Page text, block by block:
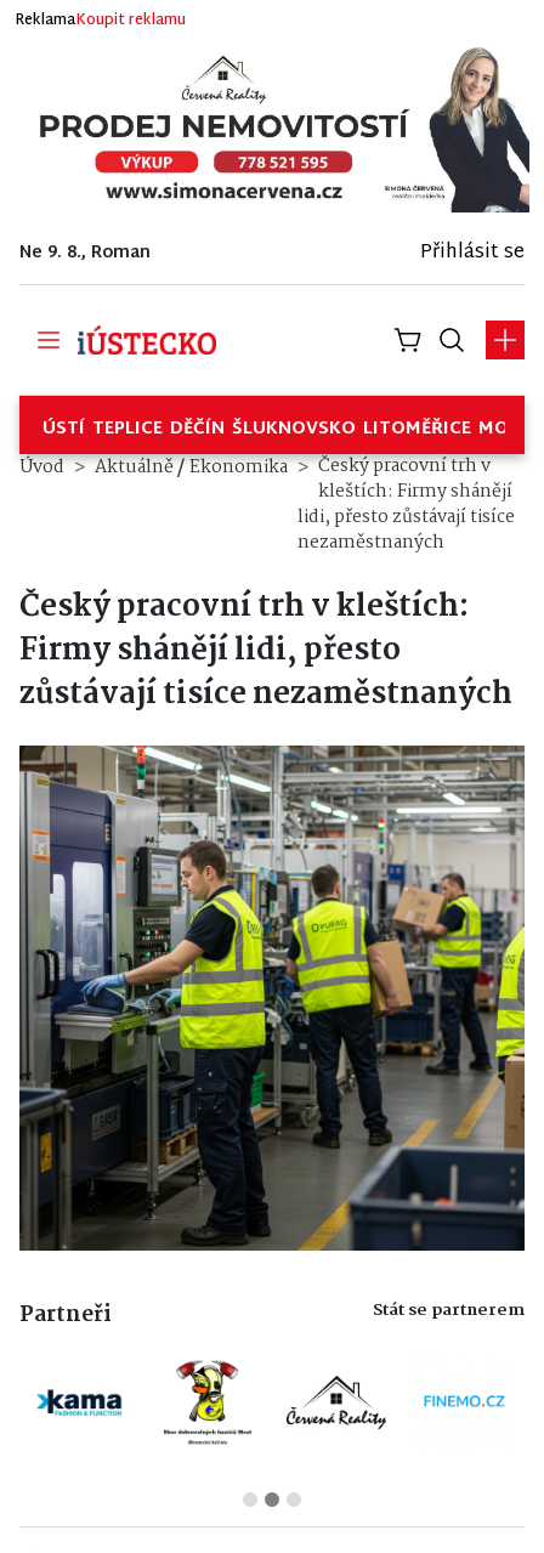
ReklamaKoupit reklamu
Ne 9. 8., Roman Přihlásit se
ÚSTÍ TEPLICE DĚČÍN ŠLUKNOVSKO LITOMĚŘICE
Úvod Aktuálně/Ekonomika
Český pracovní trh v
kleštích: Firmy shánějí
lidi, přesto zůstávají tisíce
nezaměstnaných
Český pracovní trh v kleštích:
Firmy shánějí lidi, přesto
zůstávají tisíce nezaměstnaných
Partneři Stát se partnerem